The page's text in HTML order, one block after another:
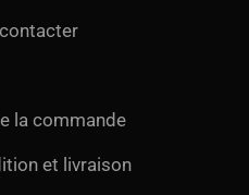
la commande
et livraison